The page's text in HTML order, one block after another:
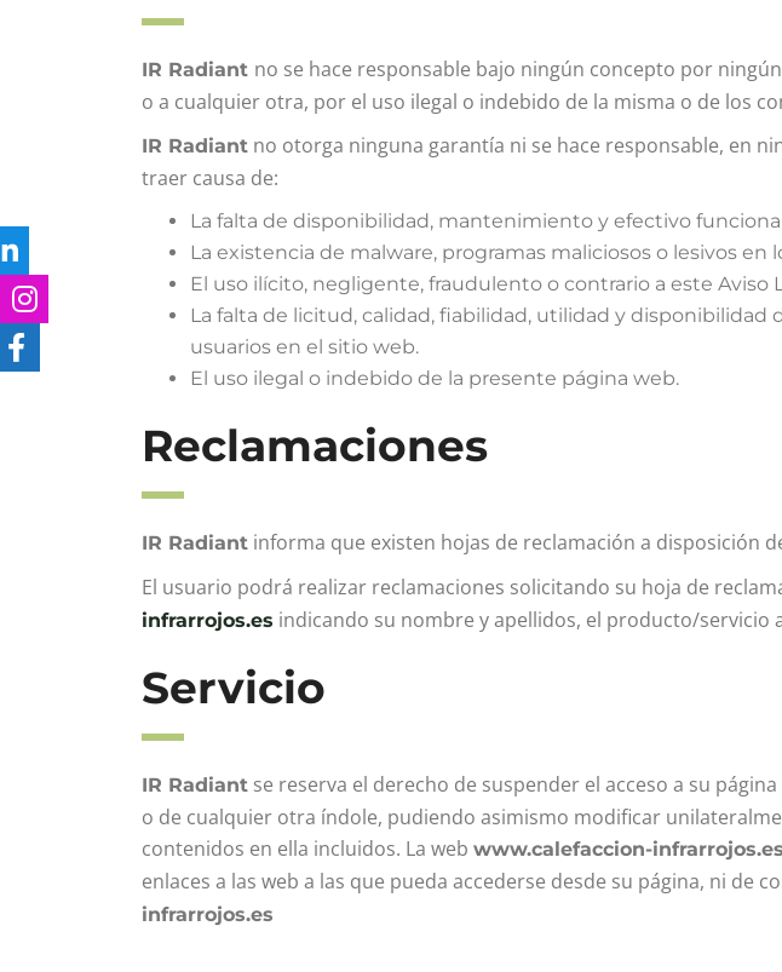
IR Radiant no se hace responsable bajo ningún concepto por
o a cualquier otra, por el uso ilegal o indebido de la misma o de los
IR Radiant no otorga ninguna garantía ni se hace responsable, en
traer causa de:
La falta de disponibilidad, mantenimiento y efectivo
La existencia de malware, programas maliciosos o lesivos en
El uso ilícito, negligente, fraudulento o contrario a este Aviso
La falta de licitud, calidad, fiabilidad, utilidad y disponibilidad
usuarios en el sitio web.
El uso ilegal o indebido de la presente página web.
Reclamaciones
IR Radiant informa que existen hojas de reclamación a disposición
El usuario podrá realizar reclamaciones solicitando su hoja de
infrarrojos.es indicando su nombre y apellidos, el producto/
Servicio
IR Radiant se reserva el derecho de suspender el acceso a su
o de cualquier otra índole, pudiendo asimismo modificar
contenidos en ella incluidos. La web www.calefaccion-infrarrojos.es
enlaces a las web a las que pueda accederse desde su página, ni de
infrarrojos.es